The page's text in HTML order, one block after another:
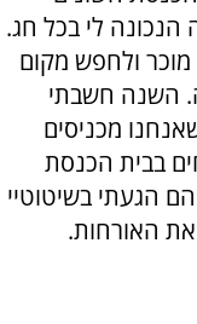
לי בכל חג.
ולחפש מקום
השנה חשבתי
מכניסים
בבית הכנסת
הגעתי בשיטוטיי
האורחות.